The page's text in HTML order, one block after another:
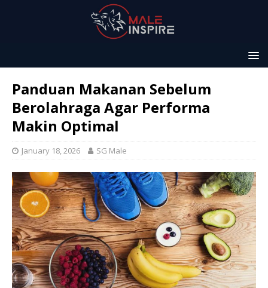
Panduan Makanan Sebelum
Berolahraga Agar Performa
Makin Optimal
January 18, 2026 SG Male